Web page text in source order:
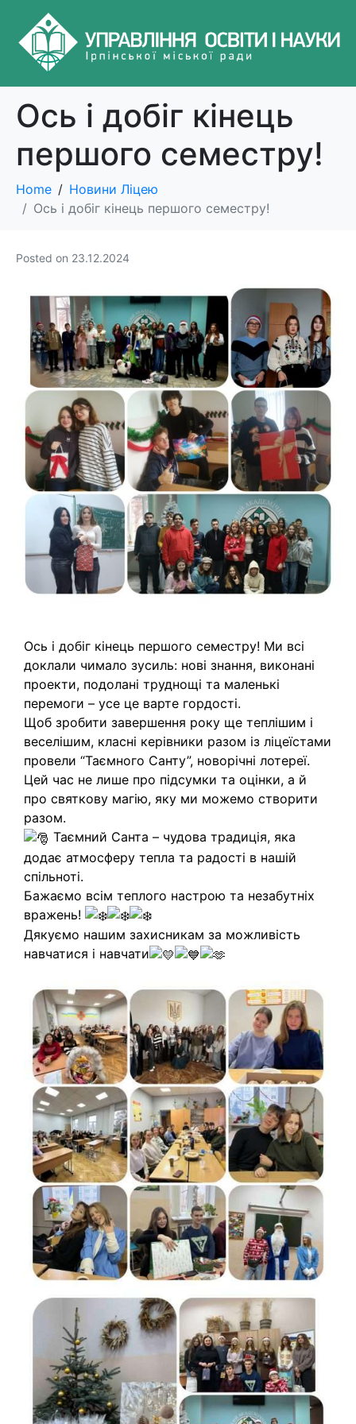
Ось і добіг кінець
першого семестру!
Home
Новини Ліцею
Ось і добіг кінець першого семестру!
Posted on 23.12.2024
Ось і добіг кінець першого семестру! Ми всі
доклали чимало зусиль: нові знання, виконані
проекти, подолані труднощі та маленькі
перемоги – усе це варте гордості.
Щоб зробити завершення року ще теплішим і
веселішим, класні керівники разом із ліцеїстами
провели “Таємного Санту”, новорічні лотереї.
Цей час не лише про підсумки та оцінки, а й
про святкову магію, яку ми можемо створити
разом.
Таємний Санта – чудова традиція, яка
додає атмосферу тепла та радості в нашій
спільноті.
Бажаємо всім теплого настрою та незабутніх
вражень!
Дякуємо нашим захисникам за можливість
навчатися і навчати